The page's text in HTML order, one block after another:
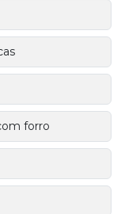
forro